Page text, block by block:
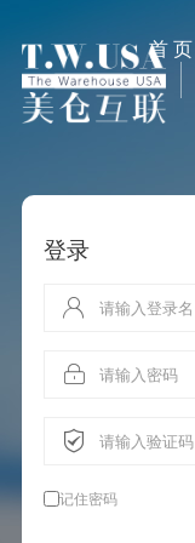
首 页
登录
记住密码